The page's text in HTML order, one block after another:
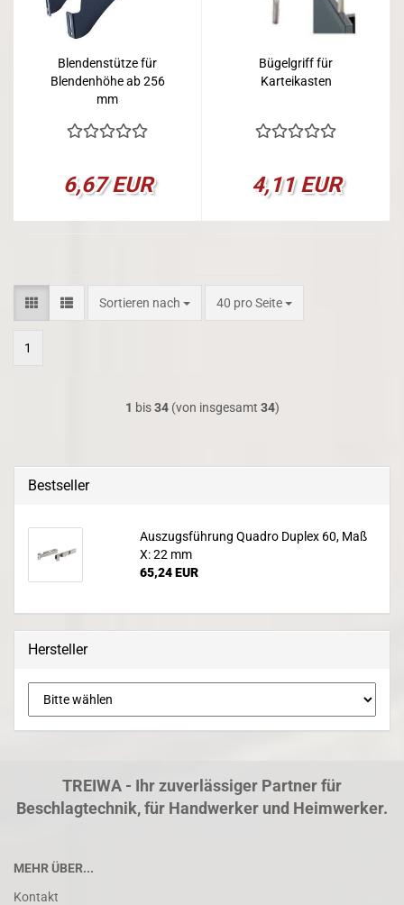
Blendenstütze für
Blendenhöhe ab 256
mm
6,67 EUR
Bügelgriff für
Karteikasten
4,11 EUR
Sortieren nach
Sortieren nach 40 pro Seite
pro Seite
1
1 bis34(von insgesamt 34)
Bestseller
Auszugsführung Quadro Duplex 60, Maß
X: 22 mm
65,24 EUR
Hersteller
TREIWA - Ihr zuverlässiger Partner für
Beschlagtechnik, für Handwerker und Heimwerker.
MEHR ÜBER...
Kontakt